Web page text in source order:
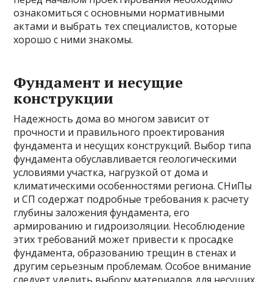
ознакомиться с основными нормативными
актами и выбрать тех специалистов, которые
хорошо с ними знакомы.
Фундамент и несущие
конструкции
Надежность дома во многом зависит от
прочности и правильного проектирования
фундамента и несущих конструкций. Выбор типа
фундамента обуславливается геологическими
условиями участка, нагрузкой от дома и
климатическими особенностями региона. СНиПы
и СП содержат подробные требования к расчету
глубины заложения фундамента, его
армированию и гидроизоляции. Несоблюдение
этих требований может привести к просадке
фундамента, образованию трещин в стенах и
другим серьезным проблемам. Особое внимание